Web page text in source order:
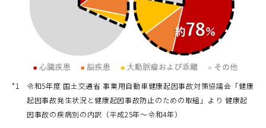
*1
令和5年度 国土交通省 事業用自動車健康起因事故対策協議会「健康
起因事故発生状況と健康起因事故防止のための取組」より 健康起
因事故の疾病別の内訳（平成25年～令和4年）